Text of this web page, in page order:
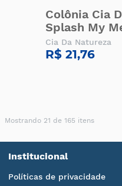
Colônia Cia
Splash My
Cia Da Natureza
R$ 21,76
Mostrando 21 de 165 itens
Institucional
Políticas de privacidade